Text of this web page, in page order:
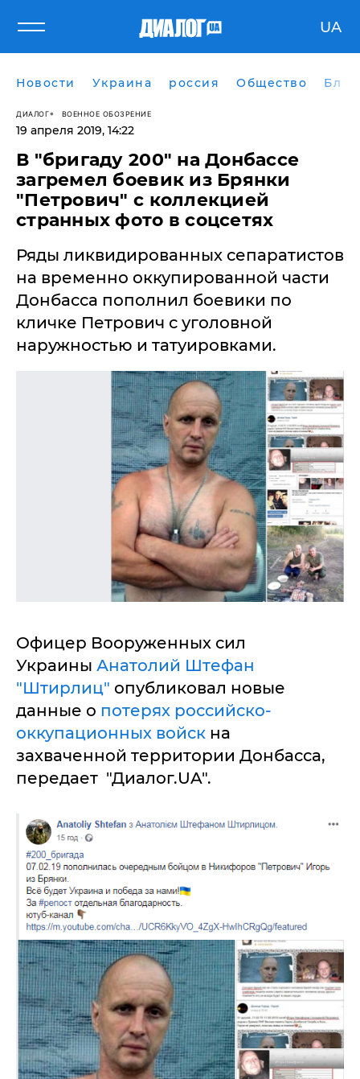
UA
Новости Украина россия Общество
ДИАЛОГ ВОЕННОЕ ОБОЗРЕНИЕ
19 апреля 2019, 14:22
В "бригаду 200" на Донбассе
загремел боевик из Брянки
"Петрович" с коллекцией
странных фото в соцсетях
Ряды ликвидированных сепаратистов
на временно оккупированной части
Донбасса пополнил боевики по
кличке Петрович с уголовной
наружностью и татуировками.
Офицер Вооруженных сил
Украины Анатолий Штефан
"Штирлиц" опубликовал новые
данные о потерях российско-
оккупационных войск на
захваченной территории Донбасса,
передает "Диалог.UA".